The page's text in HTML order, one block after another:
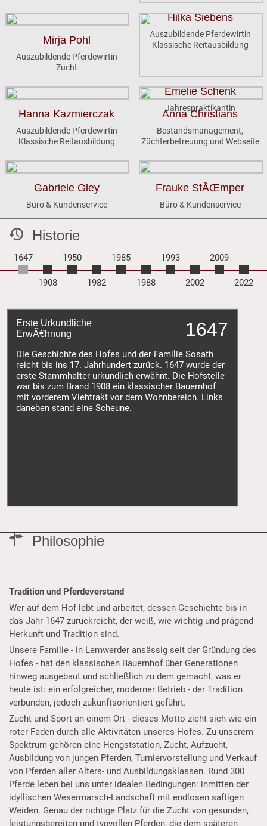
Hilka Siebens
Auszubildende Pferdewirtin
Klassische Reitausbildung
Mirja Pohl
Auszubildende Pferdewirtin
Zucht
Emelie Schenk
Jahrespraktikantin
Hanna Kazmierczak
Auszubildende Pferdewirtin
Klassische Reitausbildung
Anna Christians
Bestandsmanagement,
Züchterbetreuung und Webseite
Gabriele Gley
Büro & Kundenservice
Frauke StÃŒmper
Büro & Kundenservice
Historie
1647
1908
1950
1982
1985
1988
1993
2002
2009
2022
1647
Erste Urkundliche
ErwÃ€hnung
Die Geschichte des Hofes und der Familie Sosath
reicht bis ins 17. Jahrhundert zurück. 1647 wurde der
erste Stammhalter urkundlich erwähnt. Die Hofstelle
war bis zum Brand 1908 ein klassischer Bauernhof
mit vorderem Viehtrakt vor dem Wohnbereich. Links
daneben stand eine Scheune.
Philosophie
Tradition und Pferdeverstand
Wer auf dem Hof lebt und arbeitet, dessen Geschichte bis in
das Jahr 1647 zurückreicht, der weiß, wie wichtig und prägend
Herkunft und Tradition sind.
Unsere Familie - in Lemwerder ansässig seit der Gründung des
Hofes - hat den klassischen Bauernhof über Generationen
hinweg ausgebaut und schließlich zu dem gemacht, was er
heute ist: ein erfolgreicher, moderner Betrieb - der Tradition
verbunden, jedoch zukunftsorientiert geführt.
Zucht und Sport an einem Ort - dieses Motto zieht sich wie ein
roter Faden durch alle Aktivitäten unseres Hofes. Zu unserem
Spektrum gehören eine Hengststation, Zucht, Aufzucht,
Ausbildung von jungen Pferden, Turniervorstellung und Verkauf
von Pferden aller Alters- und Ausbildungsklassen. Rund 300
Pferde leben bei uns unter idealen Bedingungen: inmitten der
idyllischen Wesermarsch-Landschaft mit endlosen saftigen
Weiden. Genau der richtige Platz für die Zucht von gesunden,
leistungsbereiten und typvollen Pferden, die dem späteren